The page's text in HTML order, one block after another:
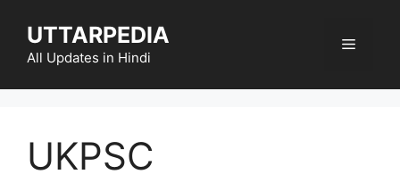
content
UTTARPEDIA
All Updates in Hindi
Menu
UKPSC